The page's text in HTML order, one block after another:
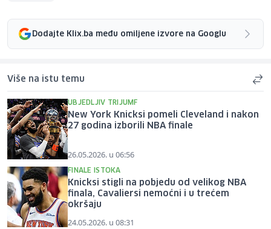
Dodajte Klix.ba među omiljene izvore na Googlu
Više na istu temu
UBJEDLJIV TRIJUMF
New York Knicksi pomeli Cleveland i nakon
27 godina izborili NBA finale
26.05.2026. u 06:56
FINALE ISTOKA
Knicksi stigli na pobjedu od velikog NBA
finala, Cavaliersi nemoćni i u trećem
okršaju
24.05.2026. u 08:31